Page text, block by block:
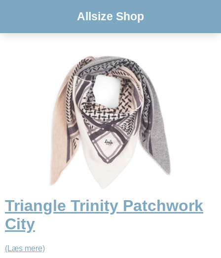
Allsize Shop
Triangle Trinity Patchwork
City
(Læs mere)